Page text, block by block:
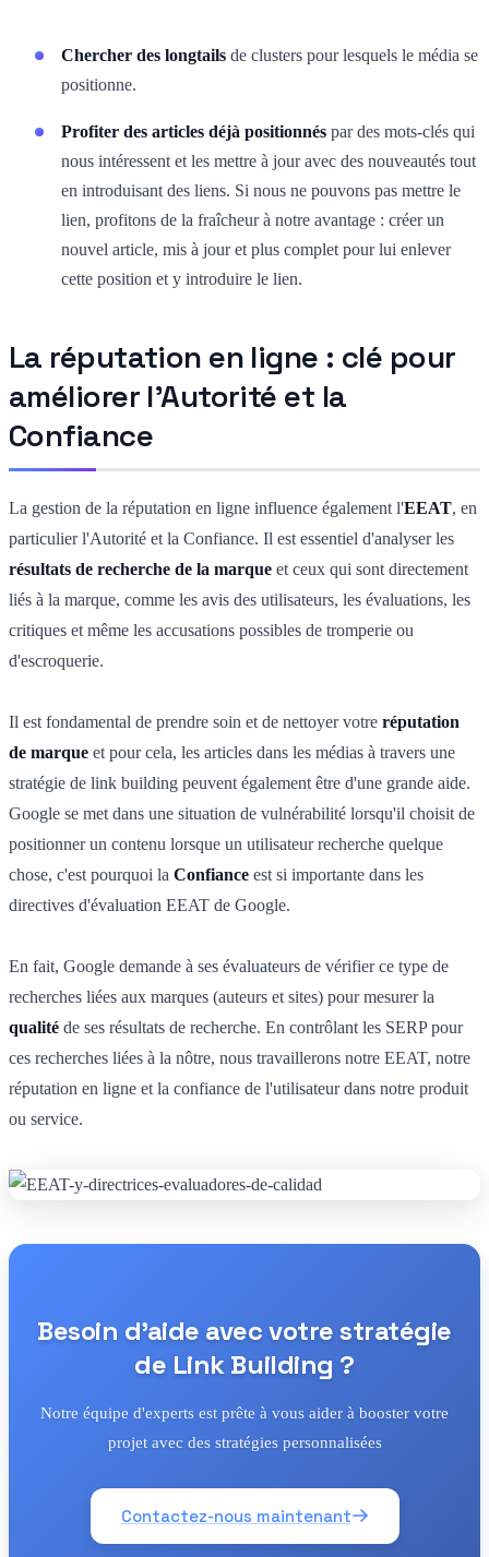
Chercher des longtails de clusters pour lesquels le média se
positionne.
Profiter des articles déjà positionnés par des mots-clés qui
nous intéressent et les mettre à jour avec des nouveautés tout
en introduisant des liens. Si nous ne pouvons pas mettre le
lien, profitons de la fraîcheur à notre avantage : créer un
nouvel article, mis à jour et plus complet pour lui enlever
cette position et y introduire le lien.
La réputation en ligne : clé pour
améliorer l'Autorité et la
Confiance
La gestion de la réputation en ligne influence également l'EEAT, en
particulier l'Autorité et la Confiance. Il est essentiel d'analyser les
résultats de recherche de la marque et ceux qui sont directement
liés à la marque, comme les avis des utilisateurs, les évaluations, les
critiques et même les accusations possibles de tromperie ou
d'escroquerie.
Il est fondamental de prendre soin et de nettoyer votre réputation
de marque et pour cela, les articles dans les médias à travers une
stratégie de link building peuvent également être d'une grande aide.
Google se met dans une situation de vulnérabilité lorsqu'il choisit de
positionner un contenu lorsque un utilisateur recherche quelque
chose, c'est pourquoi la Confiance est si importante dans les
directives d'évaluation EEAT de Google.
En fait, Google demande à ses évaluateurs de vérifier ce type de
recherches liées aux marques (auteurs et sites) pour mesurer la
qualité de ses résultats de recherche. En contrôlant les SERP pour
ces recherches liées à la nôtre, nous travaillerons notre EEAT, notre
réputation en ligne et la confiance de l'utilisateur dans notre produit
ou service.
Besoin d'aide avec votre stratégie
de Link Building ?
Notre équipe d'experts est prête à vous aider à booster votre
projet avec des stratégies personnalisées
Contactez-nous maintenant